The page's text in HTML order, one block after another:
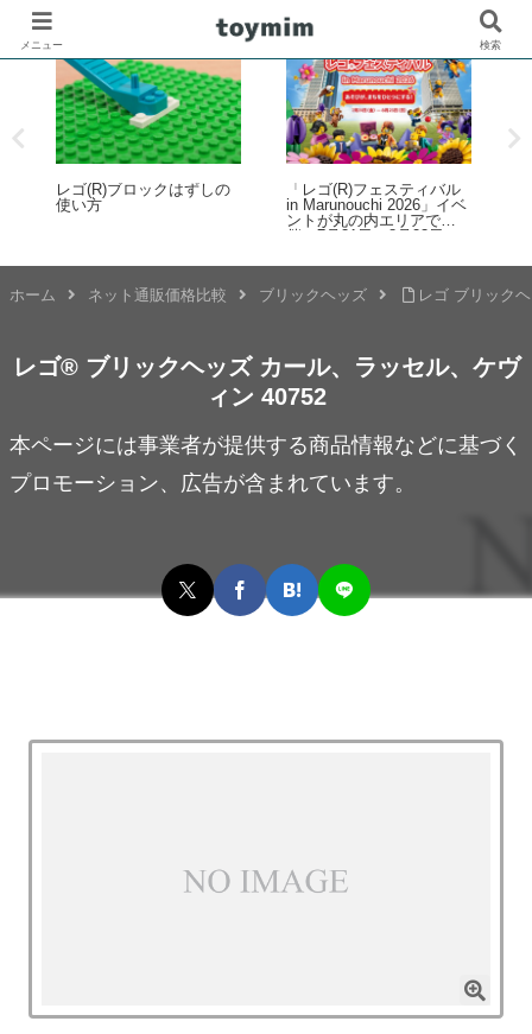
レゴ(R)ブロックはずしの
使い方
「レゴ(R)フェスティバル
in Marunouchi 2026」イベ
ントが丸の内エリアで開
催！7月31日～8月23日
8
ホーム ネット通販価格比較 ブリックヘッズ レゴ ブリック
レゴ® ブリックヘッズ カール、ラッセル、ケヴ
ィン 40752
本ページには事業者が提供する商品情報などに基づく
プロモーション、広告が含まれています。
メニュー 検索